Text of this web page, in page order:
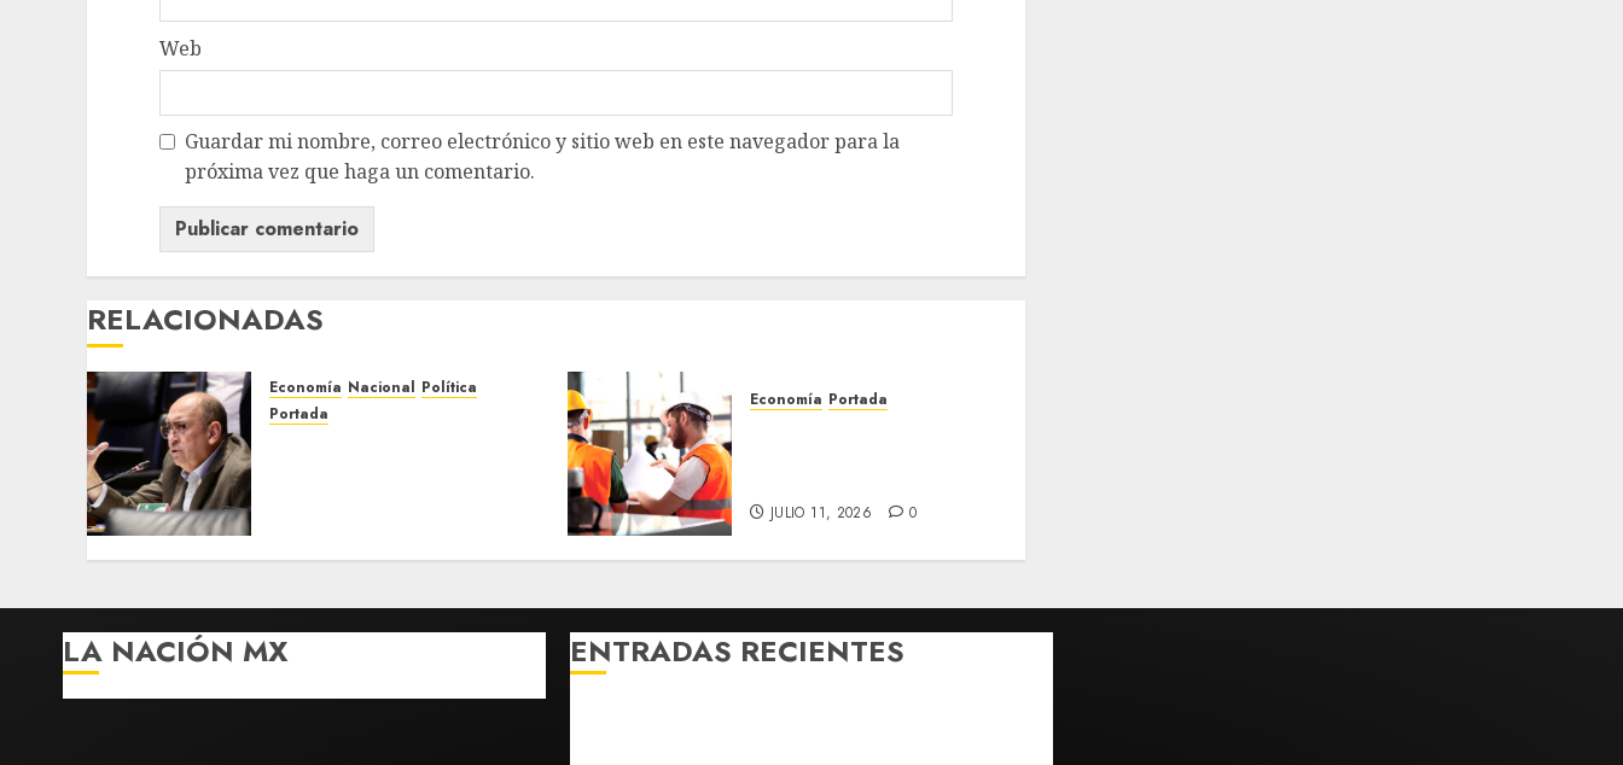
Web
Guardar mi nombre, correo electrónico y sitio web en este navegador para la
próxima vez que haga un comentario.
RELACIONADAS
Economía Nacional Política
Portada
Economía Portada
JULIO 11, 2026 0
LA NACIÓN MX ENTRADAS RECIENTES